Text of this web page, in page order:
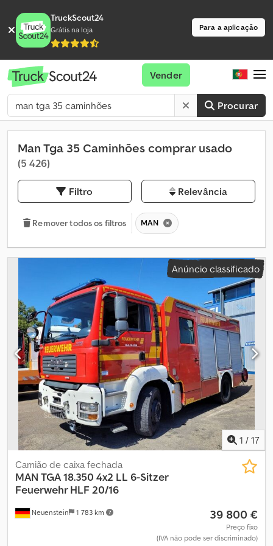
TruckScout24
Grátis na loja Para a aplicação
Procurar
Vender
Man Tga 35 Caminhões comprar usado
(5 426)
Filtro Relevância
Remover todos os filtros MAN
Anúncio classificado
1 / 17
Neuenstein 1 783 km
Camião de caixa fechada
MAN TGA 18.350 4x2 LL 6-Sitzer
Feuerwehr HLF 20/16
39 800 €
Preço fixo
(IVA não pode ser discriminado)